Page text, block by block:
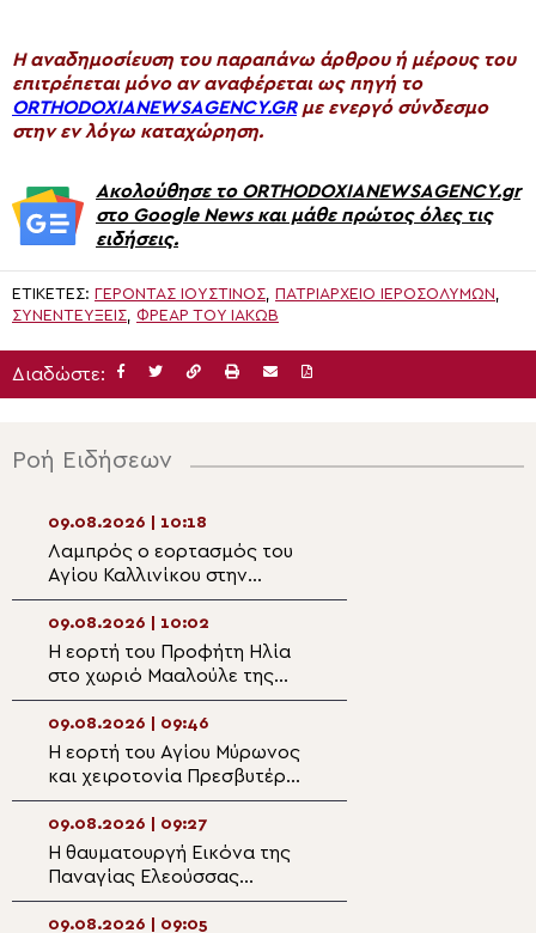
H αναδημοσίευση του παραπάνω άρθρου ή μέρους του
επιτρέπεται μόνο αν αναφέρεται ως πηγή το
ORTHODOXIANEWSAGENCY.GRμε ενεργό σύνδεσμο
στην εν λόγω καταχώρηση.
Ακολούθησε το ORTHODOXIANEWSAGENCY.gr
στο Google News και μάθε πρώτος όλες τις
ειδήσεις.
ΕΤΙΚΈΤΕΣ: ΓΈΡΟΝΤΑΣ ΙΟΥΣΤΊΝΟΣ, ΠΑΤΡΙΑΡΧΕΊΟ ΙΕΡΟΣΟΛΎΜΩΝ,
ΣΥΝΕΝΤΕΎΞΕΙΣ, ΦΡΈΑΡ ΤΟΥ ΙΑΚΏΒ
Διαδώστε:
Ροή Ειδήσεων
09.08.2026 | 10:18
Λαμπρός ο εορτασμός του
Αγίου Καλλινίκου στην
Έδεσσα
09.08.2026 | 10:02
Η εορτή του Προφήτη Ηλία
στο χωριό Μααλούλε της
Ναζαρέτ
09.08.2026 | 09:46
Η εορτή του Αγίου Μύρωνος
και χειροτονία Πρεσβυτέρου
στο Ηράκλειο
09.08.2026 | 09:27
Η θαυματουργή Εικόνα της
Παναγίας Ελεούσσας
Πάτμου
09.08.2026 | 09:05